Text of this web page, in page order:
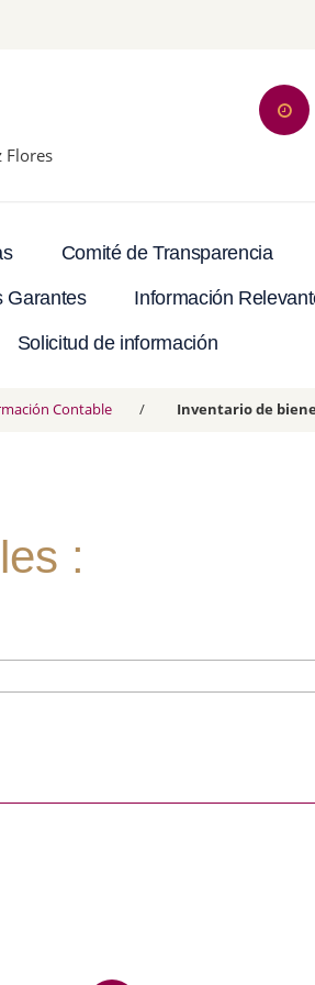
Flores
Comité de Transparencia
Garantes Información
Solicitud de información
Contable Inventario de
: